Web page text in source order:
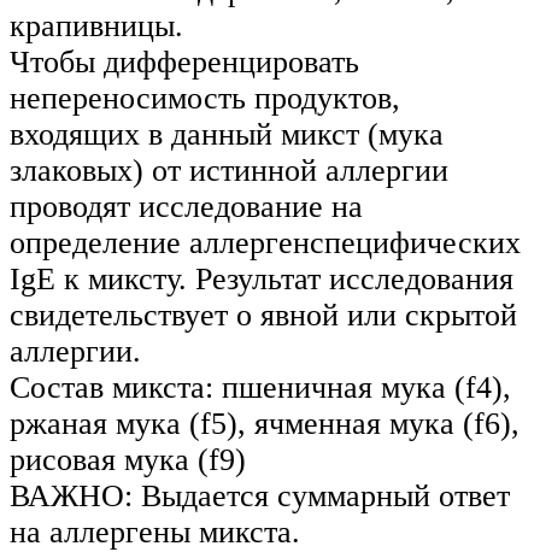
крапивницы.
Чтобы дифференцировать
непереносимость продуктов,
входящих в данный микст (мука
злаковых) от истинной аллергии
проводят исследование на
определение аллергенспецифических
IgE к миксту. Результат исследования
свидетельствует о явной или скрытой
аллергии.
Состав микста: пшеничная мука (f4),
ржаная мука (f5), ячменная мука (f6),
рисовая мука (f9)
ВАЖНО: Выдается суммарный ответ
на аллергены микста.